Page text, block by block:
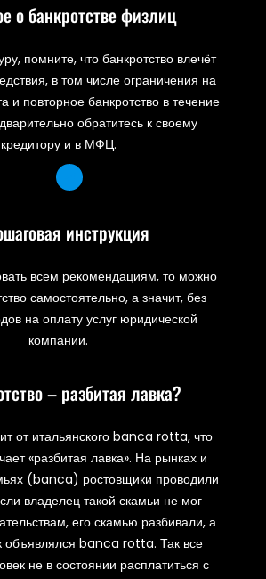
о банкротстве физлиц
помните, что банкротство влечёт
в том числе ограничения на
и повторное банкротство в течение
обратитесь к своему
кредитору и в МФЦ.
инструкция
всем рекомендациям, то можно
самостоятельно, а значит, без
на оплату услуг юридической
компании.
– разбитая лавка?
от итальянского banca rotta, что
«разбитая лавка». На рынках и
(banca) ростовщики проводили
владелец такой скамьи не мог
его скамью разбивали, а
объявлялся banca rotta. Так все
не в состоянии расплатиться с